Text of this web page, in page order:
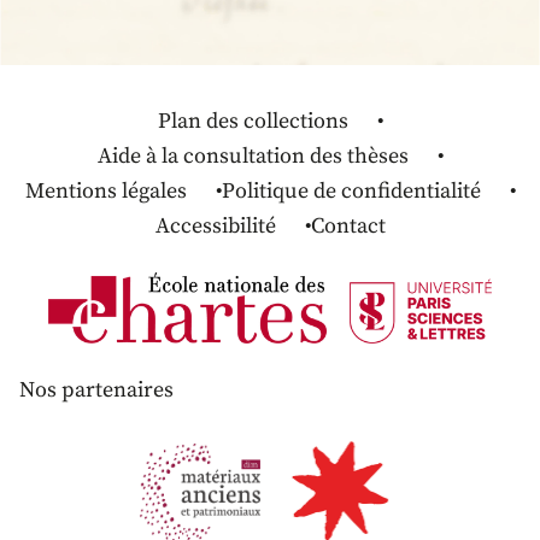
Plan des collections
Aide à la consultation des thèses
Mentions légales
Politique de confidentialité
Accessibilité
Contact
Nos partenaires